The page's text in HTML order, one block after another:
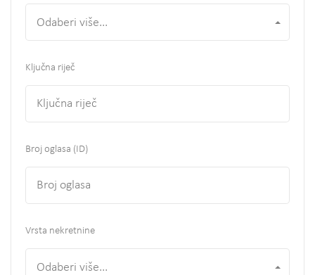
Odaberi više...
Ključna riječ
Broj oglasa (ID)
Vrsta nekretnine
Odaberi više...